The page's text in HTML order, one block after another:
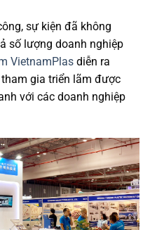
sự kiện đã không
số lượng doanh nghiệp
VietnamPlas diễn ra
gia triển lãm được
với các doanh nghiệp